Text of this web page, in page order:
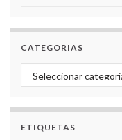
CATEGORIAS
Categorias
ETIQUETAS